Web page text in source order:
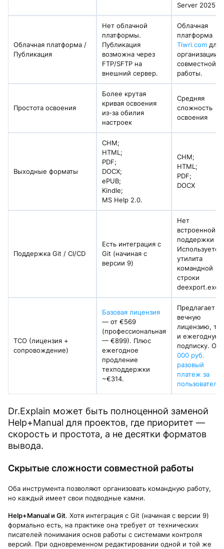
Server 2025)
Облачная платформа /
Публикация
Нет облачной
платформы.
Публикация
возможна через
FTP/SFTP на
внешний сервер.
Облачная
платформа
Tiwri.com для
организации
совместной
работы.
Простота освоения
Более крутая
кривая освоения
из-за обилия
настроек
Средняя
сложность
освоения
Выходные форматы
CHM;
HTML;
PDF;
DOCX;
ePUB;
Kindle;
MS Help 2.0.
CHM;
HTML;
PDF;
DOCX
Поддержка Git / CI/CD
Есть интеграция с
Git (начиная с
версии 9)
Нет
встроенной
поддержки
Используется
утилита
командной
строки
deexport.exe
TCO (лицензия +
сопровождение)
Базовая лицензия
— от €569
(профессиональная
— €899). Плюс
ежегодное
продление
техподдержки
~€314.
Предлагает
вечную
лицензию, так
и ежегодную
подписку. От
000 руб.
разовый
платеж за
пользователя
Dr.Explain может быть полноценной заменой
Help+Manual для проектов, где приоритет —
скорость и простота, а не десятки форматов
вывода.
Скрытые сложности совместной работы
Оба инструмента позволяют организовать командную работу,
но каждый имеет свои подводные камни.
Help+Manual и Git. Хотя интеграция с Git (начиная с версии 9)
формально есть, на практике она требует от технических
писателей понимания основ работы с системами контроля
версий. При одновременном редактировании одной и той же